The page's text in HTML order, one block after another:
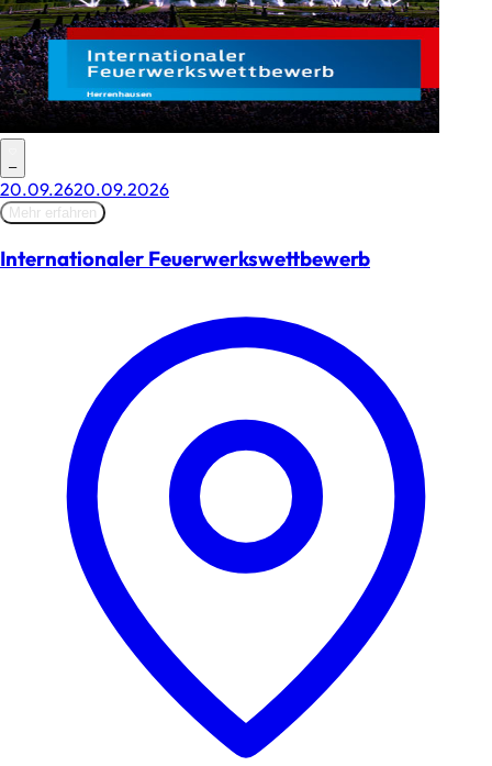
–
20.09.2620.09.2026
Mehr erfahren
Internationaler Feuerwerks­wettbewerb